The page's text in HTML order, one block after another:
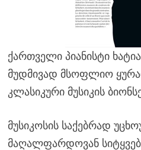
ქართველი პიანისტი
მუდმივად მსოფლიო
კლასიკური მუსიკის
მუსიკოსის საქებრად
მაღალფარდოვან